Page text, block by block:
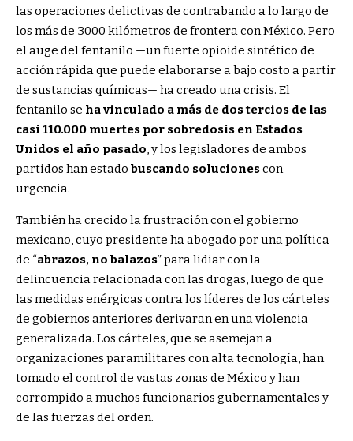
las operaciones delictivas de contrabando a lo largo de
los más de 3000 kilómetros de frontera con México. Pero
el auge del fentanilo —un fuerte opioide sintético de
acción rápida que puede elaborarse a bajo costo a partir
de sustancias químicas— ha creado una crisis. El
fentanilo se ha vinculado a más de dos tercios de las
casi 110.000 muertes por sobredosis en Estados
Unidos el año pasado, y los legisladores de ambos
partidos han estado buscando solucionescon
urgencia.
También ha crecido la frustración con el gobierno
mexicano, cuyo presidente ha abogado por una política
de “abrazos, no balazos” para lidiar con la
delincuencia relacionada con las drogas, luego de que
las medidas enérgicas contra los líderes de los cárteles
de gobiernos anteriores derivaran en una violencia
generalizada. Los cárteles, que se asemejan a
organizaciones paramilitares con alta tecnología, han
tomado el control de vastas zonas de México y han
corrompido a muchos funcionarios gubernamentales y
de las fuerzas del orden.